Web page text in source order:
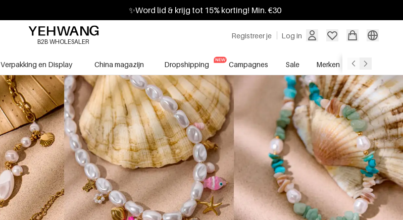
✨Word lid & krijg tot 15% korting! Min. €30
Registreer je Log in
B2B WHOLESALER
Verpakking en Display China magazijn Dropshipping Campagnes Sale Merken